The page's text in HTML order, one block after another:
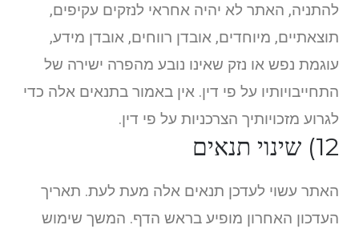
להתניה, האתר לא יהיה אחראי לנזקים עקיפים,
תוצאתיים, מיוחדים, אובדן רווחים, אובדן מידע,
עוגמת נפש או נזק שאינו נובע מהפרה ישירה של
התחייבויותיו על פי דין. אין באמור בתנאים אלה כדי
לגרוע מזכויותיך הצרכניות על פי דין.
12) שינוי תנאים
האתר עשוי לעדכן תנאים אלה מעת לעת. תאריך
העדכון האחרון מופיע בראש הדף. המשך שימוש